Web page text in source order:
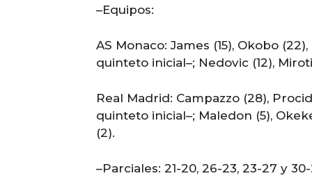
–Equipos:
AS Monaco: James (15), Okobo
quinteto inicial–; Nedovic (12),
Real Madrid: Campazzo (28),
quinteto inicial–; Maledon (5),
(2).
–Parciales: 21-20, 26-23, 23-27 y 30-